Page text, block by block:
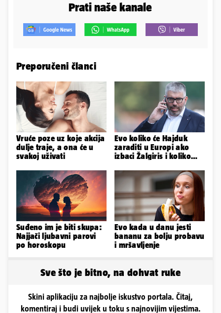
Prati naše kanale
Preporučeni članci
Vruće poze uz koje akcija
dulje traje, a ona će u
svakoj uživati
Evo koliko će Hajduk
zaraditi u Europi ako
izbaci Žalgiris i koliko
Suđeno im je biti skupa:
Najjači ljubavni parovi
po horoskopu
Evo kada u danu jesti
bananu za bolju probavu
i mršavljenje
Sve što je bitno, na dohvat ruke
Skini aplikaciju za najbolje iskustvo portala. Čitaj,
komentiraj i budi uvijek u toku s najnovijim vijestima.